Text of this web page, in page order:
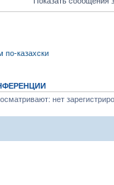
по-казахски
нет